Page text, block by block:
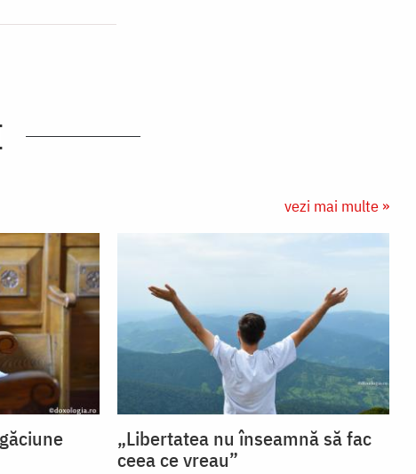
vezi mai multe »
„Libertatea nu înseamnă să fac
ceea ce vreau”